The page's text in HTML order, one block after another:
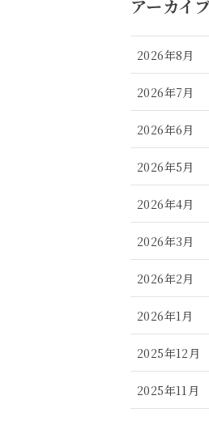
アーカイ
2026年8月
2026年7月
2026年6月
2026年5月
2026年4月
2026年3月
2026年2月
2026年1月
2025年12月
2025年11月